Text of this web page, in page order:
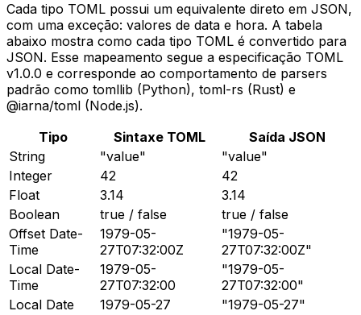
Cada tipo TOML possui um equivalente direto em JSON,
com uma exceção: valores de data e hora. A tabela
abaixo mostra como cada tipo TOML é convertido para
JSON. Esse mapeamento segue a especificação TOML
v1.0.0 e corresponde ao comportamento de parsers
padrão como tomllib (Python), toml-rs (Rust) e
@iarna/toml (Node.js).
Tipo
Sintaxe TOML
Saída JSON
String
"value"
"value"
Integer
42
42
Float
3.14
3.14
Boolean
true / false
true / false
Offset Date-
Time
1979-05-
27T07:32:00Z
"1979-05-
27T07:32:00Z"
Local Date-
Time
1979-05-
27T07:32:00
"1979-05-
27T07:32:00"
Local Date
1979-05-27
"1979-05-27"